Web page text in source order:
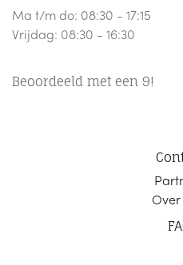
Ma t/m do: 08:30 - 17:15
Vrijdag: 08:30 - 16:30
Beoordeeld met een 9!
Part
Over
F